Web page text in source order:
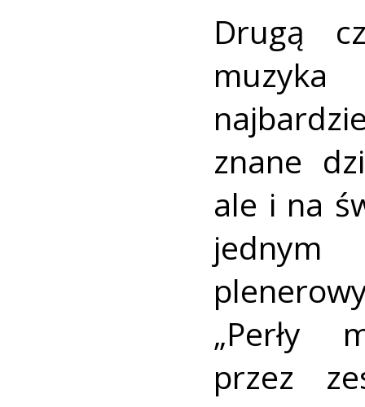
Drugą
znane
ale i na
jednym
„Perły
przez